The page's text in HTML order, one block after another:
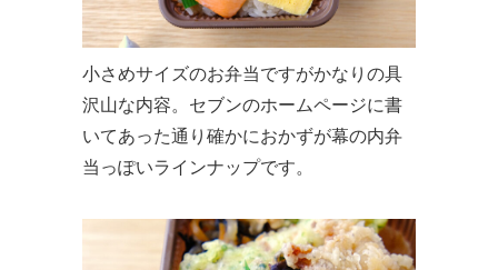
小さめサイズのお弁当ですがかなりの具
沢山な内容。セブンのホームページに書
いてあった通り確かにおかずが幕の内弁
当っぽいラインナップです。